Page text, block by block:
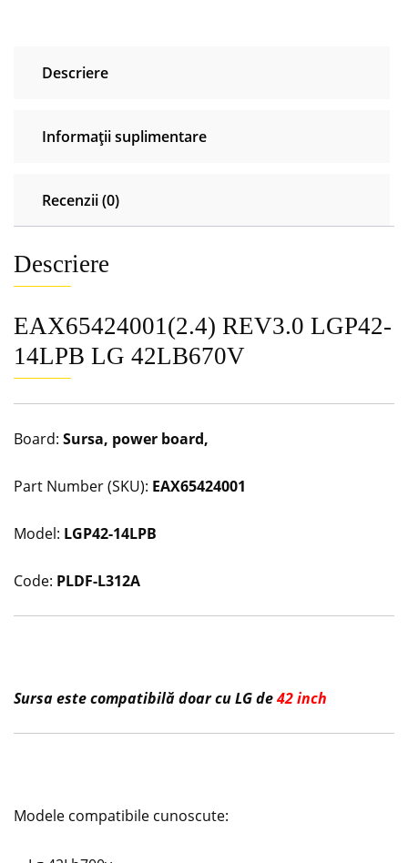
Descriere
Informații suplimentare
Recenzii (0)
Descriere
EAX65424001(2.4) REV3.0 LGP42-
14LPB LG 42LB670V
Board: Sursa, power board,
Part Number (SKU): EAX65424001
Model: LGP42-14LPB
Code: PLDF-L312A
Sursa este compatibilă doar cu LG de42 inch
Modele compatibile cunoscute: